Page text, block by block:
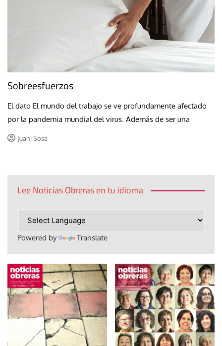
Sobreesfuerzos
El dato El mundo del trabajo se ve profundamente afectado
por la pandemia mundial del virus. Además de ser una
Juani Sosa
Lee Noticias Obreras en tu idioma
Powered by Translate